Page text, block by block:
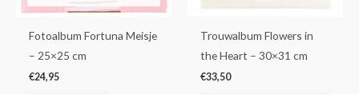
Fotoalbum Fortuna Meisje
– 25×25 cm
€24,95
Trouwalbum Flowers in
the Heart – 30×31 cm
€33,50